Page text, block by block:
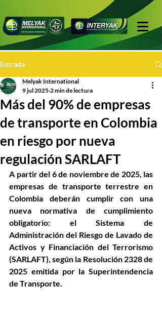
Entrada
Más del 90% de empresas
de transporte en Colombia
en riesgo por nueva
regulación SARLAFT
Melyak International
9 jul 2025 2 min de lectura
A partir del 6 de noviembre de 2025, las
empresas de transporte terrestre en
Colombia deberán cumplir con una
nueva normativa de cumplimiento
obligatorio: el Sistema de
Administración del Riesgo de Lavado de
Activos y Financiación del Terrorismo
(SARLAFT), según la Resolución 2328 de
2025 emitida por la Superintendencia
de Transporte.